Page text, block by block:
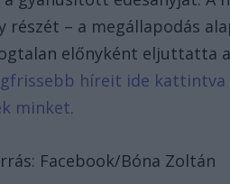
részét – a megállapodás
előnyként eljuttatta
híreit ide kattintva
minket.
Facebook/Bóna Zoltán